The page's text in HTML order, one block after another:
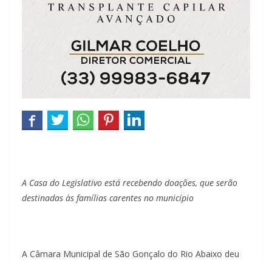
A Casa do Legislativo está recebendo doações, que serão
destinadas às famílias carentes no município
A Câmara Municipal de São Gonçalo do Rio Abaixo deu